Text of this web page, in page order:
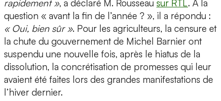
rapidement », a déclaré M. Rousseau sur RTL. À la
question « avant la fin de l’année ? », il a répondu :
« Oui, bien sûr ». Pour les agriculteurs, la censure et
la chute du gouvernement de Michel Barnier ont
suspendu une nouvelle fois, après le hiatus de la
dissolution, la concrétisation de promesses qui leur
avaient été faites lors des grandes manifestations de
l’hiver dernier.